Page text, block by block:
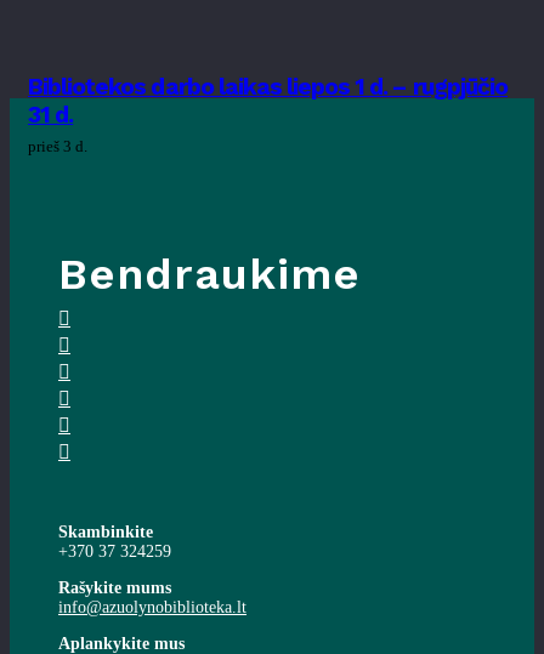
Bibliotekos darbo laikas liepos 1 d. – rugpjūčio
31 d.
prieš 3 d.
Bendraukime
Skambinkite
+370 37 324259
Rašykite mums
info@azuolynobiblioteka.lt
Aplankykite mus